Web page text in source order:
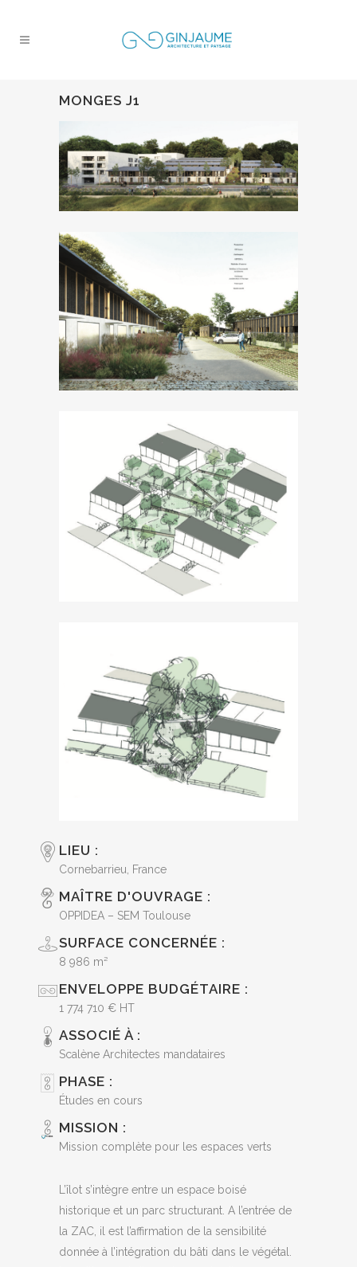
MONGES J1
LIEU :
Cornebarrieu, France
MAÎTRE D'OUVRAGE :
OPPIDEA – SEM Toulouse
SURFACE CONCERNÉE :
8 986 m²
ENVELOPPE BUDGÉTAIRE :
1 774 710 € HT
ASSOCIÉ À :
Scalène Architectes mandataires
PHASE :
Études en cours
MISSION :
Mission complète pour les espaces verts
L’îlot s’intègre entre un espace boisé
historique et un parc structurant. A l’entrée de
la ZAC, il est l’affirmation de la sensibilité
donnée à l’intégration du bâti dans le végétal.